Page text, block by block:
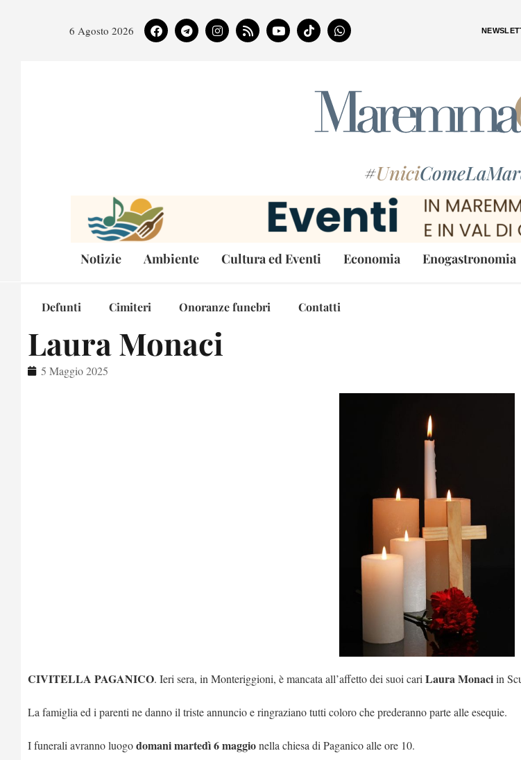
6 Agosto 2026
#Unici
Notizie Ambiente Cultura ed Eventi Economia Enogastronomia
Defunti Cimiteri Onoranze funebri Contatti
Laura Monaci
5 Maggio 2025
CIVITELLA PAGANICO. Ieri sera, in Monteriggioni, è mancata all’affetto dei suoi cari Laura Monaciin
La famiglia ed i parenti ne danno il triste annuncio e ringraziano tutti coloro che prederanno parte alle esequie.
I funerali avranno luogodomani martedì 6 maggionella chiesa di Paganico alle ore 10.